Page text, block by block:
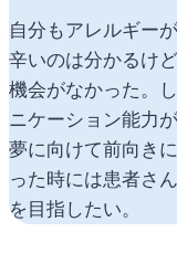
自分もアレルギー
辛いのは分かるけ
機会がなかった。
ニケーション能力
夢に向けて前向き
った時には患者さ
を目指したい。